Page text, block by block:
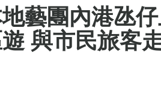
藝團內港氹
與市民旅客